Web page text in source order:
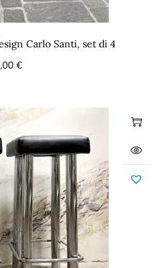
Carlo Santi, set di 4
€